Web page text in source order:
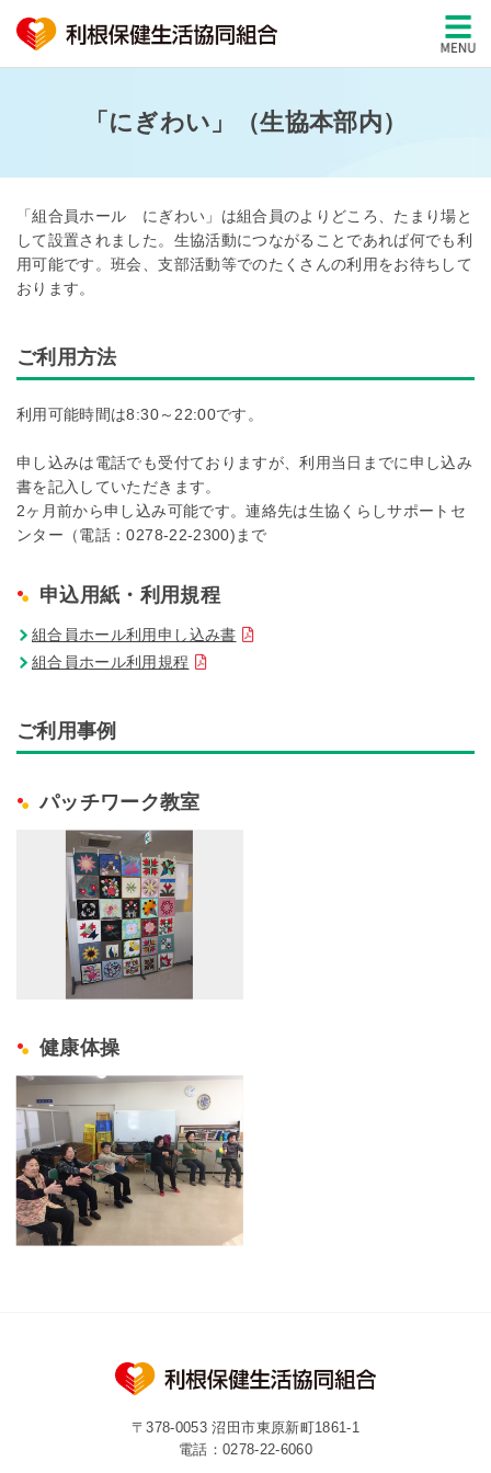
「にぎわい」（生協本部内）
「組合員ホール にぎわい」は組合員のよりどころ、たまり場と
して設置されました。生協活動につながることであれば何でも利
用可能です。班会、支部活動等でのたくさんの利用をお待ちして
おります。
ご利用方法
利用可能時間は8:30～22:00です。
申し込みは電話でも受付ておりますが、利用当日までに申し込み
書を記入していただきます。
2ヶ月前から申し込み可能です。連絡先は生協くらしサポートセ
ンター（電話：0278-22-2300)まで
申込用紙・利用規程
組合員ホール利用申し込み書
組合員ホール利用規程
ご利用事例
パッチワーク教室
健康体操
〒378-0053 沼田市東原新町1861-1
電話： 0278-22-6060